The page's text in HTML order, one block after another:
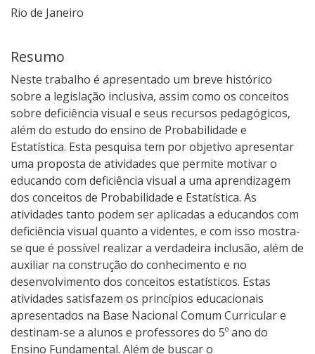
Rio de Janeiro
Resumo
Neste trabalho é apresentado um breve histórico
sobre a legislação inclusiva, assim como os conceitos
sobre deficiência visual e seus recursos pedagógicos,
além do estudo do ensino de Probabilidade e
Estatística. Esta pesquisa tem por objetivo apresentar
uma proposta de atividades que permite motivar o
educando com deficiência visual a uma aprendizagem
dos conceitos de Probabilidade e Estatística. As
atividades tanto podem ser aplicadas a educandos com
deficiência visual quanto a videntes, e com isso mostra-
se que é possível realizar a verdadeira inclusão, além de
auxiliar na construção do conhecimento e no
desenvolvimento dos conceitos estatísticos. Estas
atividades satisfazem os princípios educacionais
apresentados na Base Nacional Comum Curricular e
destinam-se a alunos e professores do 5º ano do
Ensino Fundamental. Além de buscar o